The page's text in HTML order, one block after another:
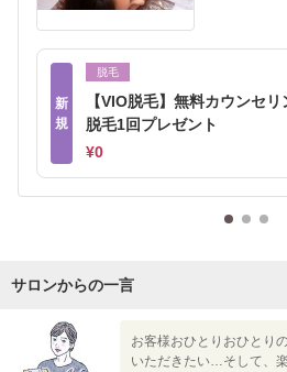
新
規
脱毛
【VIO脱毛】無料カウンセ
脱毛1回プレゼント
¥0
サロンからの一言
お客様おひとりおひとり
いただきたい…そして、